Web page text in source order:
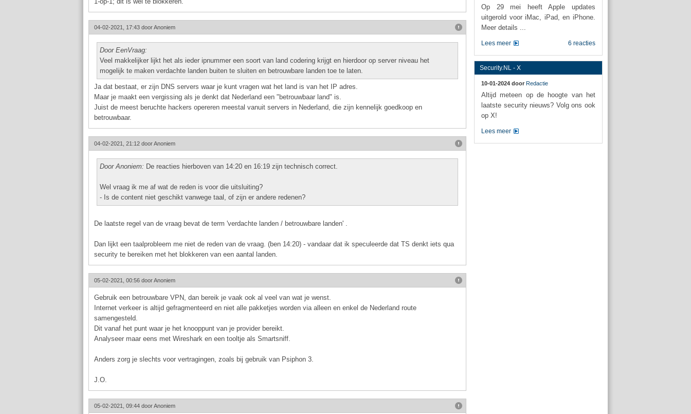
04-02-2021, 17:43 doorAnoniem
Door EenVraag:
Veel makkelijker lijkt het als ieder ipnummer een soort van land codering krijgt en hierdoor op server niveau het
mogelijk te maken verdachte landen buiten te sluiten en betrouwbare landen toe te laten.
Ja dat bestaat, er zijn DNS servers waar je kunt vragen wat het land is van het IP adres.
Maar je maakt een vergissing als je denkt dat Nederland een "betrouwbaar land" is.
Juist de meest beruchte hackers opereren meestal vanuit servers in Nederland, die zijn kennelijk goedkoop en
betrouwbaar.
04-02-2021, 21:12 doorAnoniem
Door Anoniem: De reacties hierboven van 14:20 en 16:19 zijn technisch correct.
Wel vraag ik me af wat de reden is voor die uitsluiting?
- Is de content niet geschikt vanwege taal, of zijn er andere redenen?
De laatste regel van de vraag bevat de term 'verdachte landen / betrouwbare landen' .
Dan lijkt een taalprobleem me niet de reden van de vraag. (ben 14:20) - vandaar dat ik speculeerde dat TS denkt iets qua
security te bereiken met het blokkeren van een aantal landen.
05-02-2021, 00:56 doorAnoniem
Gebruik een betrouwbare VPN, dan bereik je vaak ook al veel van wat je wenst.
Internet verkeer is altijd gefragmenteerd en niet alle pakketjes worden via alleen en enkel de Nederland route
samengesteld.
Dit vanaf het punt waar je het knooppunt van je provider bereikt.
Analyseer maar eens met Wireshark en een tooltje als Smartsniff.
Anders zorg je slechts voor vertragingen, zoals bij gebruik van Psiphon 3.
J.O.
05-02-2021, 09:44 doorAnoniem
Op 29 mei heeft Apple updates
uitgerold voor iMac, iPad, en iPhone.
Meer details ...
6 reacties
Lees meer
Security.NL - X
10-01-2024 door Redactie
Altijd meteen op de hoogte van het
laatste security nieuws? Volg ons ook
op X!
Lees meer